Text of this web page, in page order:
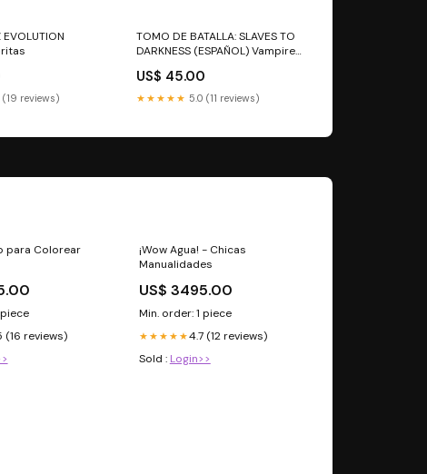
EVOLUTION
(19 reviews)
TOMO DE BATALLA: SLAVES TO
DARKNESS (ESPAÑOL) Vampire
US$ 45.00
★★★★★ 5.0 (11 reviews)
para Colorear
(16 reviews)
¡Wow Agua! - Chicas
Manualidades
US$ 3495.00
Min. order: 1 piece
★★★★★4.7 (12 reviews)
Sold : Login>>